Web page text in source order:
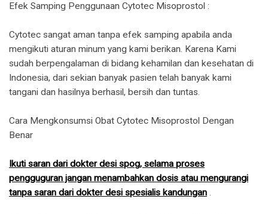
​Efek Samping Penggunaan Cytotec Misoprostol :
Cytotec sangat aman tanpa efek samping apabila anda
mengikuti aturan minum yang kami berikan. Karena Kami
sudah berpengalaman di bidang kehamilan dan kesehatan di
Indonesia, dari sekian banyak pasien telah banyak kami
tangani dan hasilnya berhasil, bersih dan tuntas.
Cara Mengkonsumsi Obat Cytotec Misoprostol Dengan
Benar
Ikuti saran dari dokter desi spog, selama proses
pengguguran jangan menambahkan dosis atau mengurangi
tanpa saran dari dokter desi spesialis kandungan .